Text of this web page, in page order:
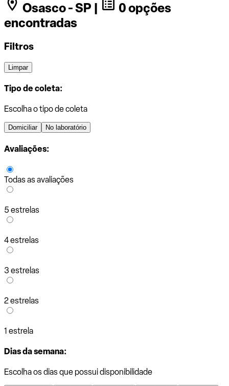
Osasco - SP |
0 opções
encontradas
Filtros
Limpar
Tipo de coleta:
Escolha o tipo de coleta
Domiciliar No laboratório
Avaliações:
Todas as avaliações
5 estrelas
4 estrelas
3 estrelas
2 estrelas
1 estrela
Dias da semana:
Escolha os dias que possui disponibilidade